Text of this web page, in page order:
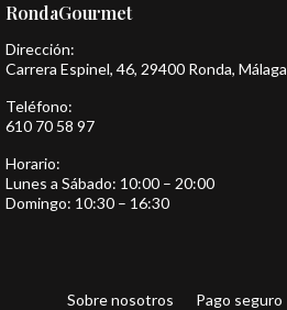
RondaGourmet
Dirección:
Carrera Espinel, 46, 29400 Ronda, Málaga
Teléfono:
610 70 58 97
Horario:
Lunes a Sábado: 10:00 – 20:00
Domingo: 10:30 – 16:30
Sobre nosotros Pago seguro